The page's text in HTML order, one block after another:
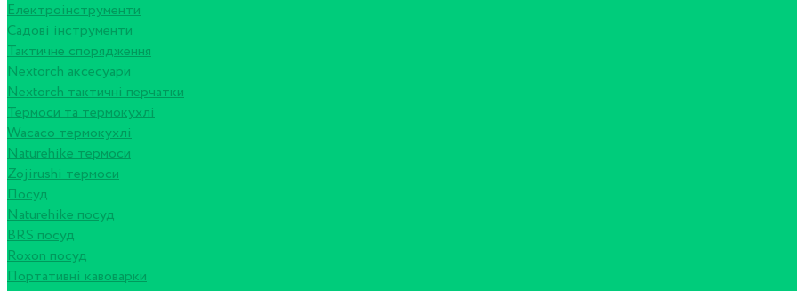
Електроінструменти
Садові інструменти
Тактичне спорядження
Nextorch аксесуари
Nextorch тактичні перчатки
Термоси та термокухлі
Wacaco термокухлі
Naturehike термоси
Zojirushi термоси
Посуд
Naturehike посуд
BRS посуд
Roxon посуд
Портативні кавоварки